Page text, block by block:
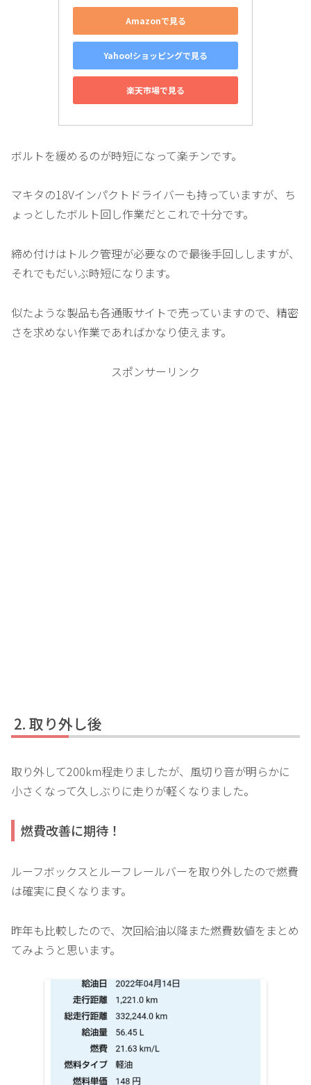
Amazonで見る
Yahoo!ショッピングで見る
楽天市場で見る
ボルトを緩めるのが時短になって楽チンです。
マキタの18Vインパクトドライバーも持っていますが、ち
ょっとしたボルト回し作業だとこれで十分です。
締め付けはトルク管理が必要なので最後手回ししますが、
それでもだいぶ時短になります。
似たような製品も各通販サイトで売っていますので、精密
さを求めない作業であればかなり使えます。
スポンサーリンク
取り外し後
取り外して200km程走りましたが、風切り音が明らかに
小さくなって久しぶりに走りが軽くなりました。
燃費改善に期待！
ルーフボックスとルーフレールバーを取り外したので燃費
は確実に良くなります。
昨年も比較したので、次回給油以降また燃費数値をまとめ
てみようと思います。